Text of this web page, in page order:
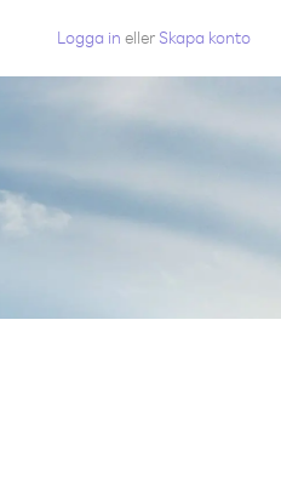
Logga in eller Skapa konto